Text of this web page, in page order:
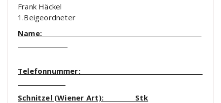
Frank Häckel
1.Beigeordneter
Name:
Telefonnummer:
Schnitzel (Wiener Art): Stk